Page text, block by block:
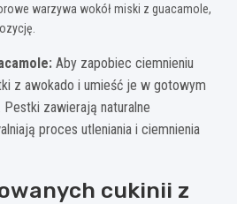
warzywa wokół miski z guacamole,
Aby zapobiec ciemnieniu
z awokado i umieść je w gotowym
zawierają naturalne
proces utleniania i ciemnienia
cukinii z